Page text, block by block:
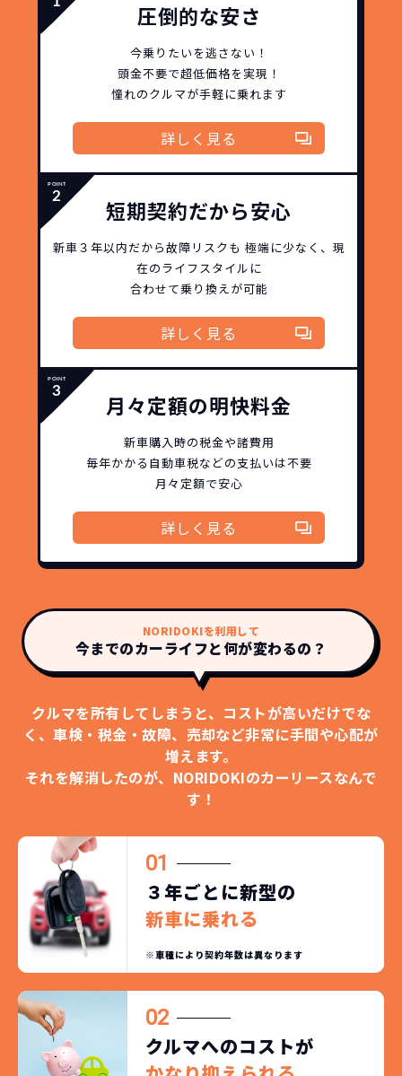
圧倒的な安さ
今乗りたいを逃さない！
頭金不要で超低価格を実現！
憧れのクルマが手軽に乗れます
詳しく見る
短期契約だから安心
新車３年以内だから故障リスクも 極端に少なく、 現
在のライフスタイルに
合わせて乗り換えが可能
詳しく見る
月々定額の明快料金
新車購入時の税金や諸費用
毎年かかる自動車税などの支払いは不要
月々定額で安心
詳しく見る
高残価設定を実現！
低価格が可能に！
ジョイカルジャパンが今まで培ってきた
日本全国・世界中の流通ネットワークと
ノウハウを集約することでこの「超高残
価設定」を実現しました。
また特定の車両に絞ることによりこの価
格設定が可能となりました。
お車を返却いただく
必要があるため
通常のカーリースの場合、そのまま継続
して乗るか、購入するかなどを選べます。
しかし、NORIDOKIの場合は、車両を必
故障リスクが非常に低い
3年以内の契約なので、故障リスクが非常
に少なくなります。例え故障してもメーカ
ー保証があるから安心です。
契約リスクが少ない
ライフスタイルに合わせたお車の選択が
できます。急な引っ越し、転勤、家族が増
えるなど。その時その時の状況に合わせ
た車を選べるっていいとおもいません
か？
新型の新車に定期的に乗換
車はだいたい３年くらいで飽きると言わ
れています。
もちろん、その人によりますが、最新型
車に常に乗り続けられるのは気持ちよ
く、人にも自慢できます！
新車購入時の税金や
諸費用などが不要
用｣や「各種税金」は車両本体以外にかか
ります。
これらの費用がコミコミの料金です。
継続的にかかる費用が
コミコミ
維持にかかる、毎年の｢自動車税｣はコミ
コミ。3年契約なので通常車検時にかかる
｢自動車重量税｣、｢自賠責保険料｣「整備
NORIDOKIを利用して
今までのカーライフと何が変わるの？
クルマを所有してしまうと、コストが高いだけでな
く、車検・税金・故障、売却など非常に手間や心配が
増えます。
それを解消したのが、NORIDOKIのカーリースなんで
す！
01
３年ごとに新型の
新車に乗れる
※車種により契約年数は異なります
02
クルマへのコストが